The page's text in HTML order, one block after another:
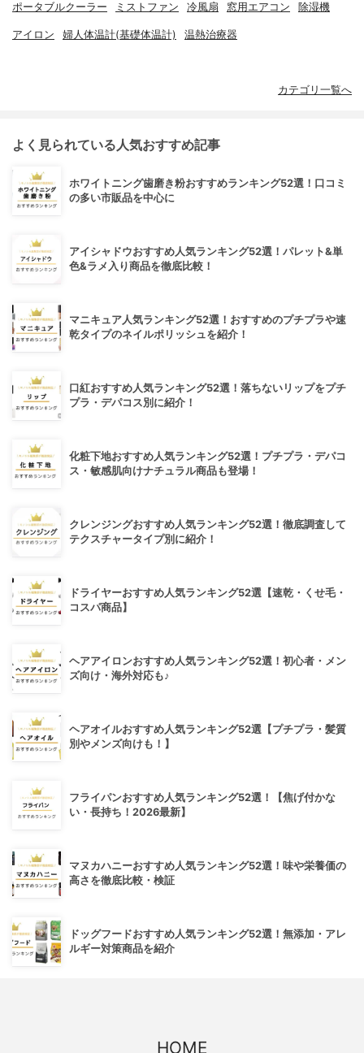
ポータブルクーラー ミストファン 冷風扇 窓用エアコン 除湿機
アイロン 婦人体温計(基礎体温計) 温熱治療器
カテゴリ一覧へ
よく見られている人気おすすめ記事
ホワイトニング歯磨き粉おすすめランキング52選！口コミ
の多い市販品を中心に
アイシャドウおすすめ人気ランキング52選！パレット&単
色&ラメ入り商品を徹底比較！
マニキュア人気ランキング52選！おすすめのプチプラや速
乾タイプのネイルポリッシュを紹介！
口紅おすすめ人気ランキング52選！落ちないリップをプチ
プラ・デパコス別に紹介！
化粧下地おすすめ人気ランキング52選！プチプラ・デパコ
ス・敏感肌向けナチュラル商品も登場！
クレンジングおすすめ人気ランキング52選！徹底調査して
テクスチャータイプ別に紹介！
ドライヤーおすすめ人気ランキング52選【速乾・くせ毛・
コスパ商品】
ヘアアイロンおすすめ人気ランキング52選！初心者・メン
ズ向け・海外対応も♪
ヘアオイルおすすめ人気ランキング52選【プチプラ・髪質
別やメンズ向けも！】
フライパンおすすめ人気ランキング52選！【焦げ付かな
い・長持ち！2026最新】
マヌカハニーおすすめ人気ランキング52選！味や栄養価の
高さを徹底比較・検証
ドッグフードおすすめ人気ランキング52選！無添加・アレ
ルギー対策商品を紹介
HOME